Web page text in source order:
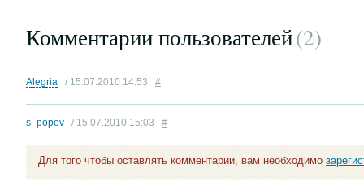
Комментарии пользователей(2)
Alegria / 15.07.2010 14:53 #
s_popov / 15.07.2010 15:03 #
Для того чтобы оставлять комментарии, вам необходимо